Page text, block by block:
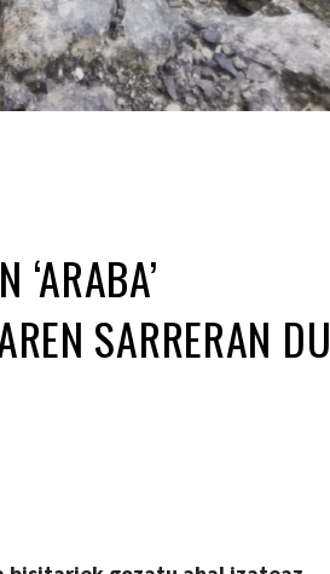
‘ARABA’
SARRERAN DU